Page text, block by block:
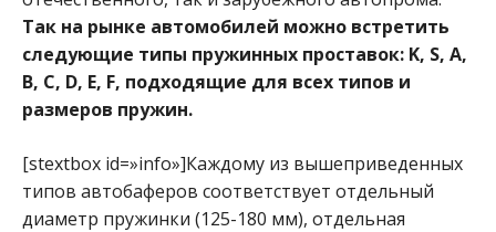
Так на рынке автомобилей можно встретить
следующие типы пружинных проставок: K, S, A,
B, C, D, E, F, подходящие для всех типов и
размеров пружин.
[stextbox id=»info»]Каждому из вышеприведенных
типов автобаферов соответствует отдельный
диаметр пружинки (125-180 мм), отдельная